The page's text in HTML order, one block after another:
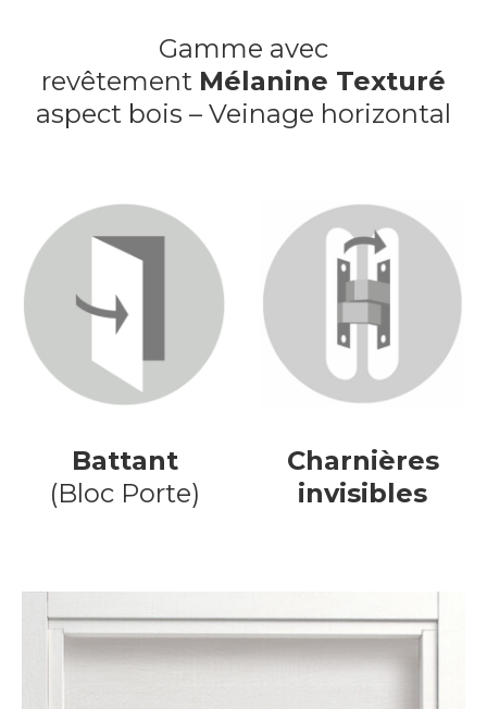
Gamme avec
revêtement Mélanine Texturé
aspect bois – Veinage horizontal
Battant
(Bloc Porte)
Charnières
invisibles